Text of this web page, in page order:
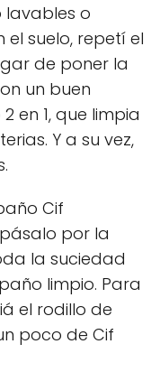
lavables o
el suelo, repetí el
de poner la
un buen
en 1, que limpia
Y a su vez,
Cif
por la
la suciedad
limpio. Para
el rodillo de
poco de Cif